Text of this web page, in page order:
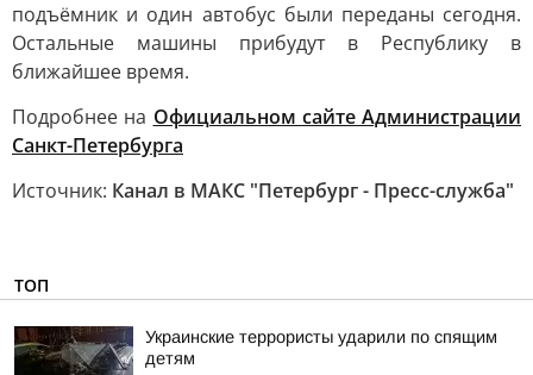
подъёмник и один автобус были переданы сегодня.
Остальные машины прибудут в Республику в
ближайшее время.
Подробнее на Официальном сайте Администрации
Санкт-Петербурга
Источник: Канал в МАКС "Петербург - Пресс-служба"
ТОП
Украинские террористы ударили по спящим
детям